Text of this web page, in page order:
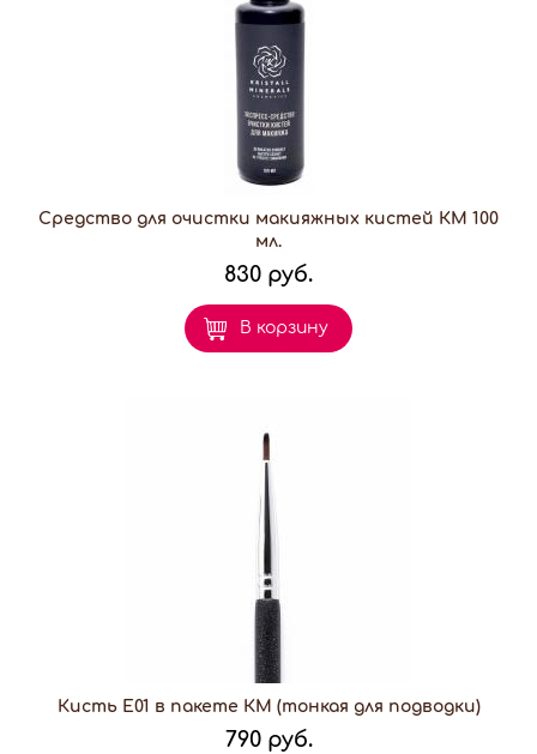
Средство для очистки макияжных кистей КМ 100
мл.
830 руб.
В корзину
Кисть E01 в пакете КМ (тонкая для подводки)
790 руб.